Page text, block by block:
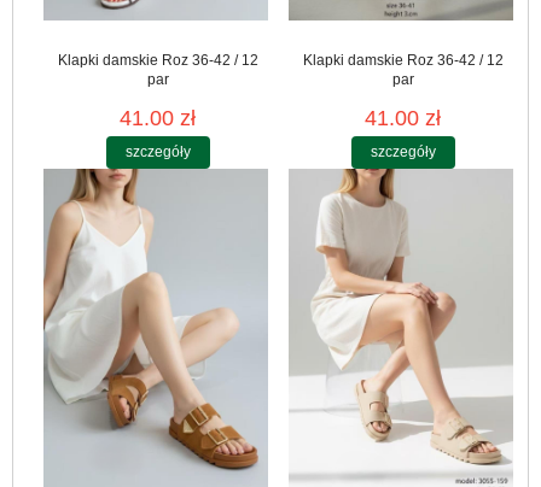
Klapki damskie Roz 36-42 / 12
par
41.00 zł
szczegóły
Klapki damskie Roz 36-42 / 12
par
41.00 zł
szczegóły